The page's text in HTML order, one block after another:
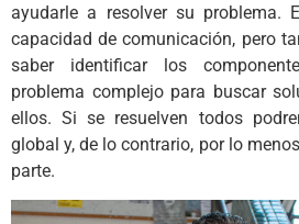
ayudarle a resolver su problema.
capacidad de comunicación, pero
saber identificar los
problema complejo para buscar
ellos. Si se resuelven todos
global y, de lo contrario, por lo
parte.